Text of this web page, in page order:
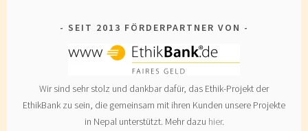
SEIT 2013 FÖRDERPARTNER VON
Wir sind sehr stolz und dankbar dafür, das Ethik-Projekt der
EthikBank zu sein, die gemeinsam mit ihren Kunden unsere Projekte
in Nepal unterstützt. Mehr dazu hier.